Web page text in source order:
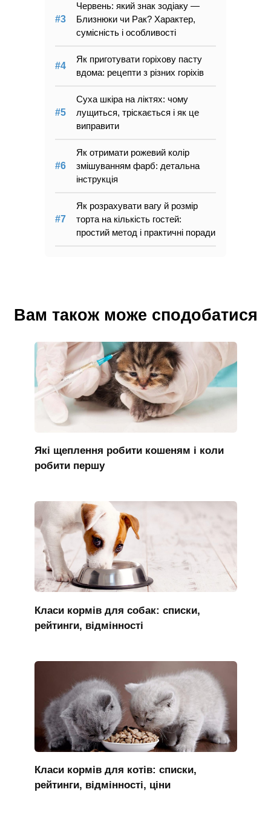
Червень: який знак зодіаку —
Близнюки чи Рак? Характер,
сумісність і особливості
Як приготувати горіхову пасту
вдома: рецепти з різних горіхів
Суха шкіра на ліктях: чому
лущиться, тріскається і як це
виправити
Як отримати рожевий колір
змішуванням фарб: детальна
інструкція
Як розрахувати вагу й розмір
торта на кількість гостей:
простий метод і практичні поради
Вам також може сподобатися
Які щеплення робити кошеням і коли
робити першу
Класи кормів для собак: списки,
рейтинги, відмінності
Класи кормів для котів: списки,
рейтинги, відмінності, ціни